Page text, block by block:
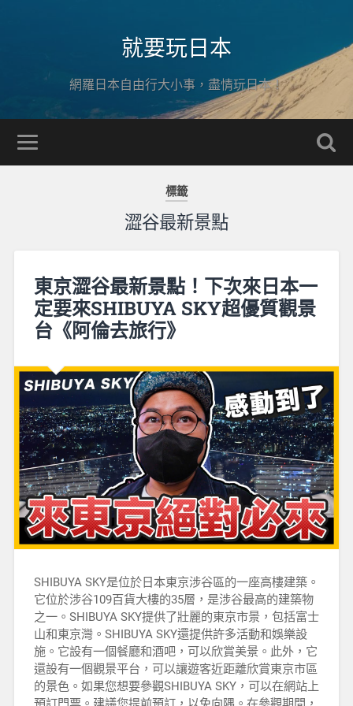
就要玩日本
網羅日本自由行大小事，盡情玩日本！
標籤
澀谷最新景點
東京澀谷最新景點！下次來日本一
定要來SHIBUYA SKY超優質觀景
台《阿倫去旅行》
SHIBUYA SKY是位於日本東京涉谷區的一座高樓建築。
它位於涉谷109百貨大樓的35層，是涉谷最高的建築物
之一。SHIBUYA SKY提供了壯麗的東京市景，包括富士
山和東京灣。SHIBUYA SKY還提供許多活動和娛樂設
施。它設有一個餐廳和酒吧，可以欣賞美景。此外，它
還設有一個觀景平台，可以讓遊客近距離欣賞東京市區
的景色。如果您想要參觀SHIBUYA SKY，可以在網站上